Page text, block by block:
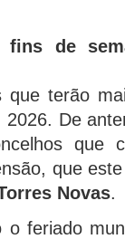
fins de
terão
De
que
que
Novas.
o feriado